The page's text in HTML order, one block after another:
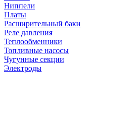
Ниппели
Платы
Расширительный баки
Реле давления
Теплообменники
Топливные насосы
Чугунные секции
Электроды